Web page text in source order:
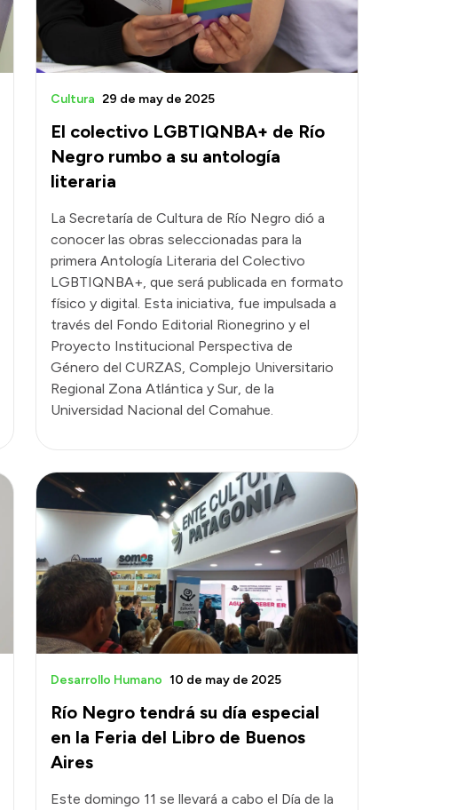
El colectivo LGBTIQNBA+ de Río
Negro rumbo a su antología
literaria
Cultura 29 de may de 2025
La Secretaría de Cultura de Río Negro dió a
conocer las obras seleccionadas para la
primera Antología Literaria del Colectivo
LGBTIQNBA+, que será publicada en formato
físico y digital. Esta iniciativa, fue impulsada a
través del Fondo Editorial Rionegrino y el
Proyecto Institucional Perspectiva de
Género del CURZAS, Complejo Universitario
Regional Zona Atlántica y Sur, de la
Universidad Nacional del Comahue.
Río Negro tendrá su día especial
en la Feria del Libro de Buenos
Aires
Desarrollo Humano 10 de may de 2025
Este domingo 11 se llevará a cabo el Día de la